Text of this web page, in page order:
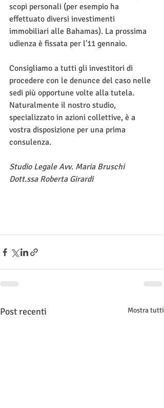
scopi personali (per esempio ha
effettuato diversi investimenti
immobiliari alle Bahamas). La prossima
udienza è fissata per l'11 gennaio.
Consigliamo a tutti gli investitori di
procedere con le denunce del caso nelle
sedi più opportune volte alla tutela.
Naturalmente il nostro studio,
specializzato in azioni collettive, è a
vostra disposizione per una prima
consulenza.
Studio Legale Avv. Maria Bruschi
Dott.ssa Roberta Girardi
Post recenti Mostra tutti